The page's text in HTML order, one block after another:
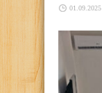
01.09.2025